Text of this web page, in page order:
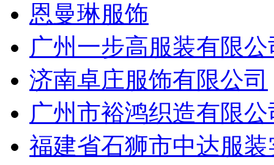
恩曼琳服饰
广州一步高服装有限公
济南卓庄服饰有限公司
广州市裕鸿织造有限公
福建省石狮市中达服